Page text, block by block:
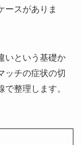
ースがありま
いという基礎か
ッチの症状の切
整理します。